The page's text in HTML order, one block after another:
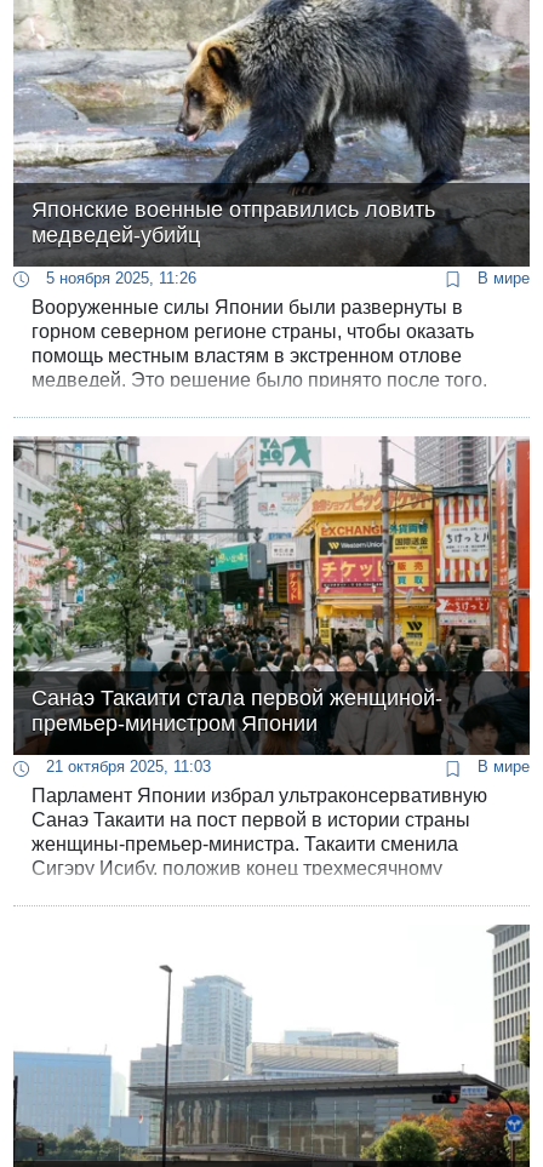
Японские военные отправились ловить
медведей-убийц
5 ноября 2025, 11:26 В мире
Вооруженные силы Японии были развернуты в
горном северном регионе страны, чтобы оказать
помощь местным властям в экстренном отлове
медведей. Это решение было принято после того,
приведшая к многочисленным смертям и ранениям
местных жителей.
Санаэ Такаити стала первой женщиной-
премьер-министром Японии
21 октября 2025, 11:03 В мире
Парламент Японии избрал ультраконсервативную
Санаэ Такаити на пост первой в истории страны
женщины-премьер-министра. Такаити сменила
Сигэру Исибу, положив конец трехмесячному
демократической партии (ЛДП) на выборах в июле.